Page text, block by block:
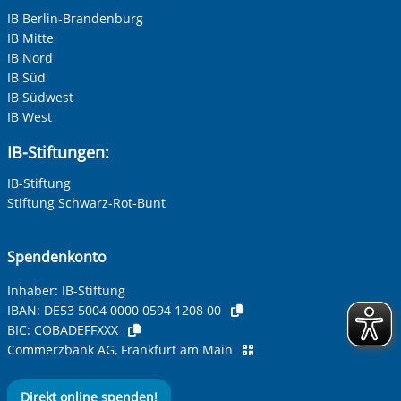
Adresse (PLZ, Ort, Strasse)
Ihre E-Mail-Adresse
Ihre Telefonnummer
Betreff ihrer Anfrage
Ihre Nachricht*
IB Berlin-Brandenburg
IB Mitte
IB Nord
IB Süd
IB Südwest
IB West
IB-Stiftungen:
IB-Stiftung
Stiftung Schwarz-Rot-Bunt
Spendenkonto
Inhaber: IB-Stiftung
IBAN: DE53 5004 0000 0594 1208 00
BIC: COBADEFFXXX
Commerzbank AG, Frankfurt am Main
Direkt online spenden!